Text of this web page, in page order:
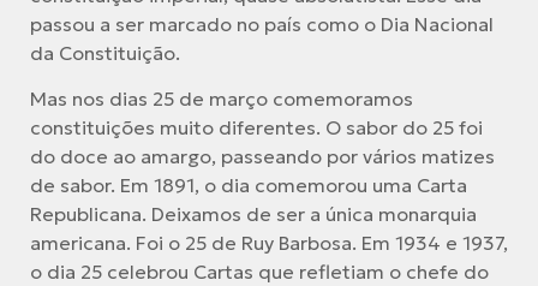
passou a ser marcado no país como o Dia Nacional
da Constituição.
Mas nos dias 25 de março comemoramos
constituições muito diferentes. O sabor do 25 foi
do doce ao amargo, passeando por vários matizes
de sabor. Em 1891, o dia comemorou uma Carta
Republicana. Deixamos de ser a única monarquia
americana. Foi o 25 de Ruy Barbosa. Em 1934 e 1937,
o dia 25 celebrou Cartas que refletiam o chefe do